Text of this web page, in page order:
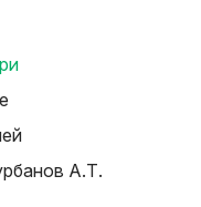
А.Т.